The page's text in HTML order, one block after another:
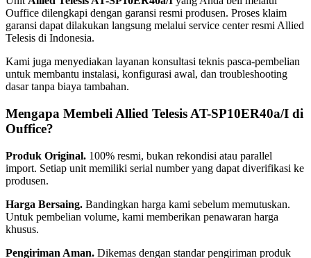
Ouffice dilengkapi dengan garansi resmi produsen. Proses klaim
garansi dapat dilakukan langsung melalui service center resmi Allied
Telesis di Indonesia.
Kami juga menyediakan layanan konsultasi teknis pasca-pembelian
untuk membantu instalasi, konfigurasi awal, dan troubleshooting
dasar tanpa biaya tambahan.
Mengapa Membeli Allied Telesis AT-SP10ER40a/I di
Ouffice?
Produk Original. 100% resmi, bukan rekondisi atau parallel
import. Setiap unit memiliki serial number yang dapat diverifikasi ke
produsen.
Harga Bersaing. Bandingkan harga kami sebelum memutuskan.
Untuk pembelian volume, kami memberikan penawaran harga
khusus.
Pengiriman Aman. Dikemas dengan standar pengiriman produk